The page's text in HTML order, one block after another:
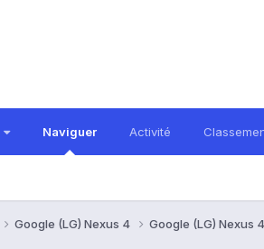
Naviguer Activité
Google (LG) Nexus 4
Google (LG) Nexus